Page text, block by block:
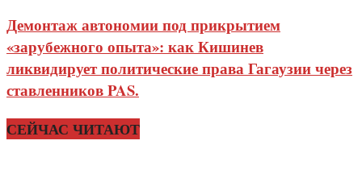
Демонтаж автономии под прикрытием
«зарубежного опыта»: как Кишинев
ликвидирует политические права Гагаузии через
ставленников PAS.
СЕЙЧАС ЧИТАЮТ